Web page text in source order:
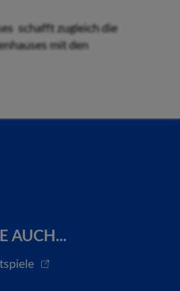
schafft zugleich die
mit den
AUCH...